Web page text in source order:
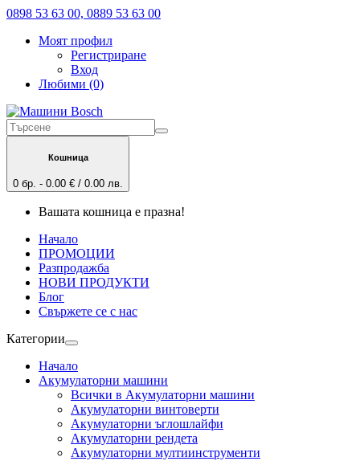
0898 53 63 00, 0889 53 63 00
Моят профил
Регистриране
Вход
Любими (0)
Кошница
0 бр. - 0.00 € / 0.00 лв.
Вашата кошница е празна!
Начало
ПРОМОЦИИ
Разпродажба
НОВИ ПРОДУКТИ
Блог
Свържете се с нас
Категории
Начало
Акумулаторни машини
Всички в Акумулаторни машини
Акумулаторни винтоверти
Акумулаторни ъглошлайфи
Акумулаторни рендета
Акумулаторни мултиинструменти